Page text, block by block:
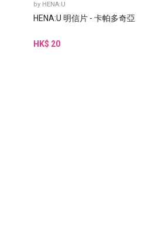
by HENA:U
HENA:U 明信片 - 卡帕多奇亞
HK$ 20